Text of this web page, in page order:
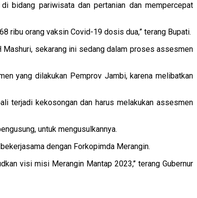
bidang pariwisata dan pertanian dan mempercepat
ribu orang vaksin Covid-19 dosis dua,” terang Bupati.
Mashuri, sekarang ini sedang dalam proses assesmen
yang dilakukan Pemprov Jambi, karena melibatkan
terjadi kekosongan dan harus melakukan assesmen
untuk mengusulkannya.
dengan Forkopimda Merangin.
visi misi Merangin Mantap 2023,’’ terang Gubernur